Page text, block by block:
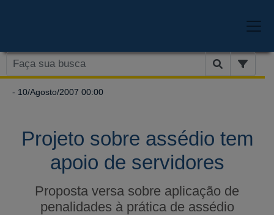
- 10/Agosto/2007 00:00
Projeto sobre assédio tem
apoio de servidores
Proposta versa sobre aplicação de
penalidades à prática de assédio